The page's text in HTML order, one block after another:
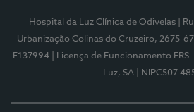
Hospital da Luz Clínica de Odivelas
|
Urbanização Colinas do Cruzeiro, 2675-
E137994
| Licença de Funcionamento
Luz, SA
| NIPC507